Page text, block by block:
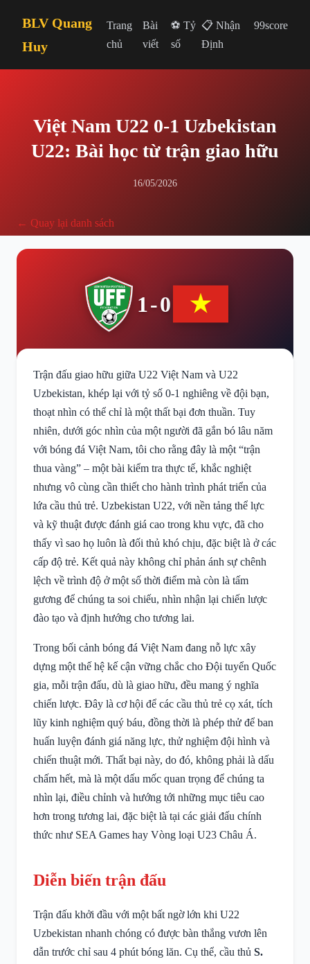
BLV Quang
Huy
Trang
chủ
Bài
viết
⚽ Tỷ
số
📋 Nhận
Định
99score
Việt Nam U22 0-1 Uzbekistan
U22: Bài học từ trận giao hữu
16/05/2026
← Quay lại danh sách
1-0
Trận đấu giao hữu giữa U22 Việt Nam và U22
Uzbekistan, khép lại với tỷ số 0-1 nghiêng về đội bạn,
thoạt nhìn có thể chỉ là một thất bại đơn thuần. Tuy
nhiên, dưới góc nhìn của một người đã gắn bó lâu năm
với bóng đá Việt Nam, tôi cho rằng đây là một “trận
thua vàng” – một bài kiểm tra thực tế, khắc nghiệt
nhưng vô cùng cần thiết cho hành trình phát triển của
lứa cầu thủ trẻ. Uzbekistan U22, với nền tảng thể lực
và kỹ thuật được đánh giá cao trong khu vực, đã cho
thấy vì sao họ luôn là đối thủ khó chịu, đặc biệt là ở các
cấp độ trẻ. Kết quả này không chỉ phản ánh sự chênh
lệch về trình độ ở một số thời điểm mà còn là tấm
gương để chúng ta soi chiếu, nhìn nhận lại chiến lược
đào tạo và định hướng cho tương lai.
Trong bối cảnh bóng đá Việt Nam đang nỗ lực xây
dựng một thế hệ kế cận vững chắc cho Đội tuyển Quốc
gia, mỗi trận đấu, dù là giao hữu, đều mang ý nghĩa
chiến lược. Đây là cơ hội để các cầu thủ trẻ cọ xát, tích
lũy kinh nghiệm quý báu, đồng thời là phép thử để ban
huấn luyện đánh giá năng lực, thử nghiệm đội hình và
chiến thuật mới. Thất bại này, do đó, không phải là dấu
chấm hết, mà là một dấu mốc quan trọng để chúng ta
nhìn lại, điều chỉnh và hướng tới những mục tiêu cao
hơn trong tương lai, đặc biệt là tại các giải đấu chính
thức như SEA Games hay Vòng loại U23 Châu Á.
Diễn biến trận đấu
Trận đấu khởi đầu với một bất ngờ lớn khi U22
Uzbekistan nhanh chóng có được bàn thắng vươn lên
dẫn trước chỉ sau 4 phút bóng lăn. Cụ thể, cầu thủ S.